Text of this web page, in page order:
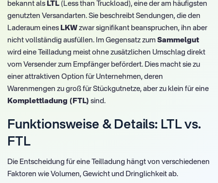
bekannt als LTL (Less than Truckload), eine der am häufigsten
genutzten Versandarten. Sie beschreibt Sendungen, die den
Laderaum eines LKW zwar signifikant beanspruchen, ihn aber
nicht vollständig ausfüllen. Im Gegensatz zum Sammelgut
wird eine Teilladung meist ohne zusätzlichen Umschlag direkt
vom Versender zum Empfänger befördert. Dies macht sie zu
einer attraktiven Option für Unternehmen, deren
Warenmengen zu groß für Stückgutnetze, aber zu klein für eine
Komplettladung (FTL) sind.
Funktionsweise & Details: LTL vs.
FTL
Die Entscheidung für eine Teilladung hängt von verschiedenen
Faktoren wie Volumen, Gewicht und Dringlichkeit ab.